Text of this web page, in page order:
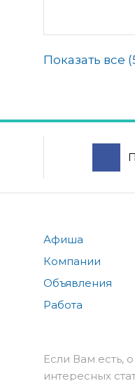
Показать все (
Афиша
Компании
Объявления
Работа
Если Вам есть,
интересных